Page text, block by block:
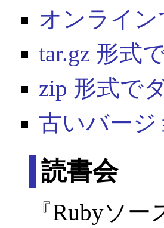
オンライン
tar.gz 形式
zip 形式で
古いバージ
読書会
『Rubyソ